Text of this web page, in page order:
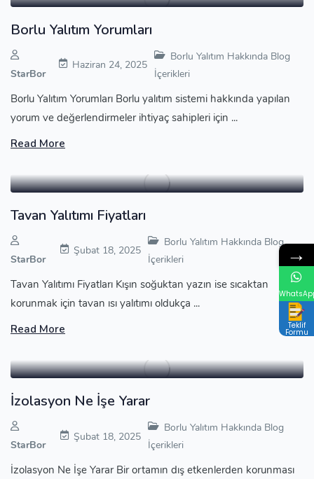
Borlu Yalıtım Yorumları
StarBor
Haziran 24, 2025
Borlu Yalıtım Hakkında Blog
İçerikleri
Borlu Yalıtım Yorumları Borlu yalıtım sistemi hakkında yapılan
yorum ve değerlendirmeler ihtiyaç sahipleri için ...
Read More
Tavan Yalıtımı Fiyatları
StarBor
Şubat 18, 2025
Borlu Yalıtım Hakkında Blog
İçerikleri
Tavan Yalıtımı Fiyatları Kışın soğuktan yazın ise sıcaktan
korunmak için tavan ısı yalıtımı oldukça ...
Read More
İzolasyon Ne İşe Yarar
StarBor
Şubat 18, 2025
Borlu Yalıtım Hakkında Blog
İçerikleri
İzolasyon Ne İşe Yarar Bir ortamın dış etkenlerden korunması
→
Teklif
Formu